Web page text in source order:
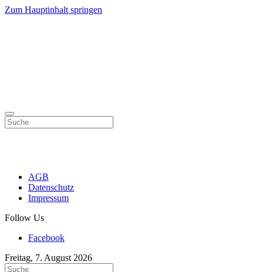
Zum Hauptinhalt springen
AGB
Datenschutz
Impressum
Follow Us
Facebook
Freitag, 7. August 2026